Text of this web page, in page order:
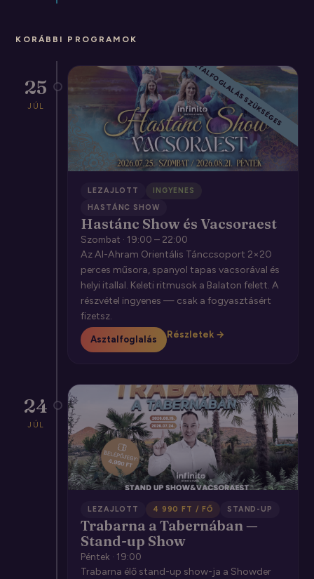
KORÁBBI PROGRAMOK
25
JÚL CSAK ASZTALFOGLALÁS SZÜKSÉGES
LEZAJLOTT
INGYENES
HASTÁNC SHOW
Hastánc Show és Vacsoraest
Szombat · 19:00 – 22:00
Az Al-Ahram Orientális Tánccsoport 2×20
perces műsora, spanyol tapas vacsorával és
helyi itallal. Keleti ritmusok a Balaton felett. A
részvétel ingyenes — csak a fogyasztásért
fizetsz.
Asztalfoglalás Részletek →
24
JÚL
LEZAJLOTT 4 990 FT / FŐ STAND-UP
Trabarna a Tabernában —
Stand-up Show
Péntek · 19:00
Trabarna élő stand-up show-ja a Showder